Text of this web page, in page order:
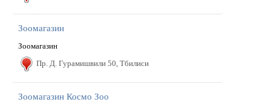
Зоомагазин
Зоомагазин
Пр. Д. Гурамишвили 50, Тбилиси
Зоомагазин Космо Зоо